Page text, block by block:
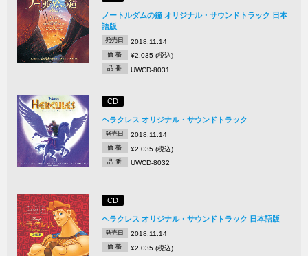
ノートルダムの鐘 オリジナル・サウンドトラック 日本
語版
発売日 2018.11.14
価 格 ¥2,035 (税込)
品 番 UWCD-8031
CD
ヘラクレス オリジナル・サウンドトラック
発売日 2018.11.14
価 格 ¥2,035 (税込)
品 番 UWCD-8032
CD
ヘラクレス オリジナル・サウンドトラック 日本語版
発売日 2018.11.14
価 格 ¥2,035 (税込)